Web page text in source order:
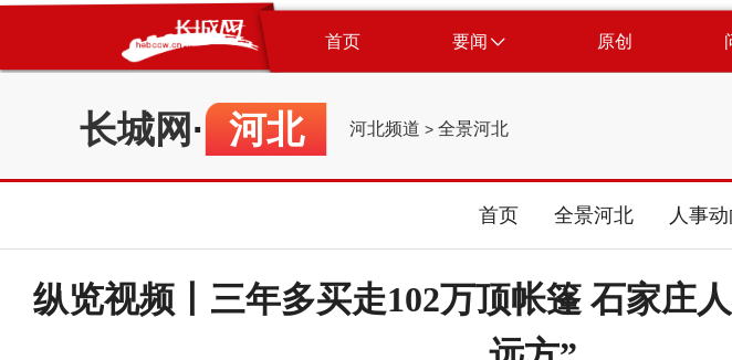
首页 要闻 原创
长城网 · 河北 河北频道 > 全景河北
首页 全景河北 人事动
纵览视频丨三年多买走102万顶帐篷 石家庄